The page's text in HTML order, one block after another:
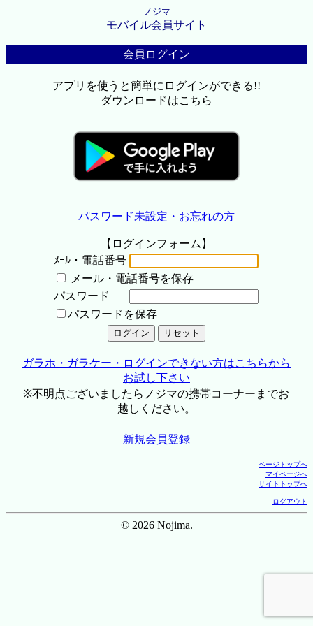
ノジマ
モバイル会員サイト
会員ログイン
アプリを使うと簡単にログインができる!!
ダウンロードはこちら
パスワード未設定・お忘れの方
【ログインフォーム】
ﾒｰﾙ・電話番号
メール・電話番号を保存
パスワード
パスワードを保存
ガラホ・ガラケー・ログインできない方はこちらから
お試し下さい
※不明点ございましたらノジマの携帯コーナーまでお
越しください。
新規会員登録
ページトップへ
マイページへ
サイトトップへ
ログアウト
© 2026 Nojima.